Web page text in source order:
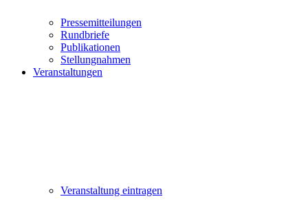
Pressemitteilungen
Rundbriefe
Publikationen
Stellungnahmen
Veranstaltungen
Veranstaltung eintragen